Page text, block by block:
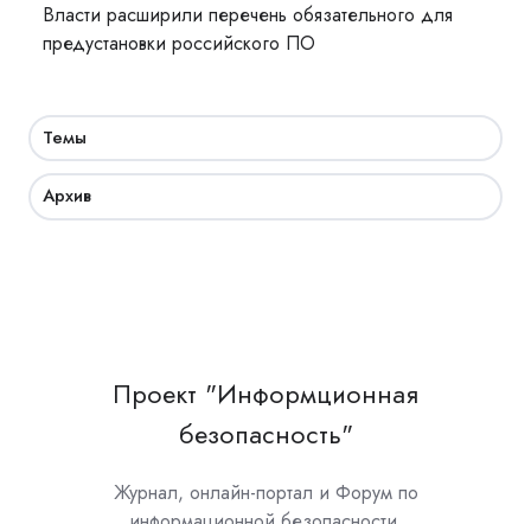
Власти расширили перечень обязательного для
предустановки российского ПО
Темы
Архив
Проект "Информционная
безопасность"
Журнал, онлайн-портал и Форум по